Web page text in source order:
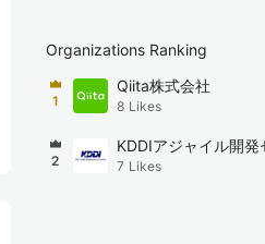
Organizations Ranking
1
Qiita株式会社
8 Likes
2
KDDIアジャイル開発
社
7 Likes